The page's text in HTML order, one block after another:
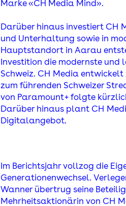
Marke «CH Media Mind».
Darüber hinaus investiert CH
und Unterhaltung sowie in
Hauptstandort in Aarau
Investition die modernste und
Schweiz. CH Media entwickelt
zum führenden Schweizer
von Paramount+ folgte
Darüber hinaus plant CH
Digitalangebot.
Im Berichtsjahr vollzog die
Generationenwechsel.
Wanner übertrug seine
Mehrheitsaktionärin von CH